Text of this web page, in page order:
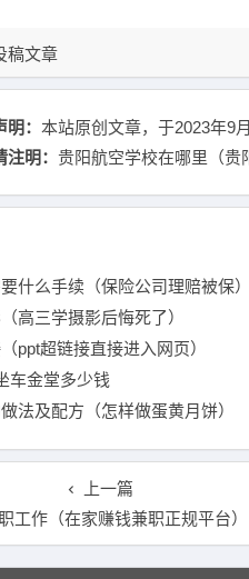
稿文章
： 本站原创文章，于2023年9
明： 贵阳航空学校在哪里（贵
什么手续（保险公司理赔被保）
高三学摄影后悔死了）
ppt超链接直接进入网页）
车金堂多少钱
法及配方（怎样做蛋黄月饼）
上一篇
工作（在家赚钱兼职正规平台）